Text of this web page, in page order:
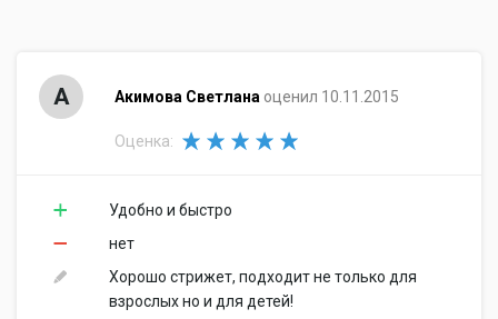
А Акимова Светлана оценил 10.11.2015
Оценка:
Удобно и быстро
нет
Хорошо стрижет, подходит не только для
взрослых но и для детей!